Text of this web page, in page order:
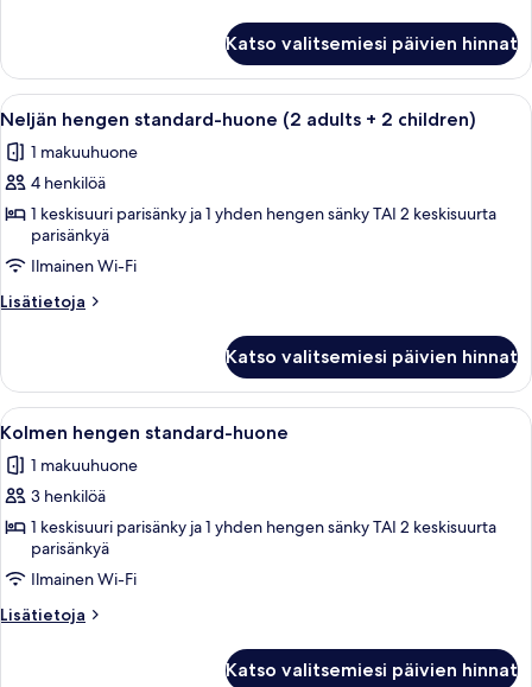
standard-
huone
Katso valitsemiesi päivien hinnat
Avaa
kaikki
huonetyypin
Neljän
hengen
standard-
huone
(2
2
children)
kuvat
Työpöytä, kannettavalle
2
Neljän hengen standard-huone (2 adults + 2 children)
1 makuuhuone
4 henkilöä
1 keskisuuri parisänky ja 1 yhden hengen sänky TAI 2 keskisuurta
parisänkyä
Ilmainen Wi-Fi
Lisätietoja
Lisätietoja
standard-
huone
(2
+
2
Katso valitsemiesi päivien hinnat
Avaa
kaikki
huonetyypin
Kolmen
hengen
standard-
huone
kuvat
Työpöytä, kannettavalle
3
Kolmen hengen standard-huone
1 makuuhuone
3 henkilöä
1 keskisuuri parisänky ja 1 yhden hengen sänky TAI 2 keskisuurta
parisänkyä
Ilmainen Wi-Fi
Lisätietoja
Lisätietoja
Katso valitsemiesi päivien hinnat